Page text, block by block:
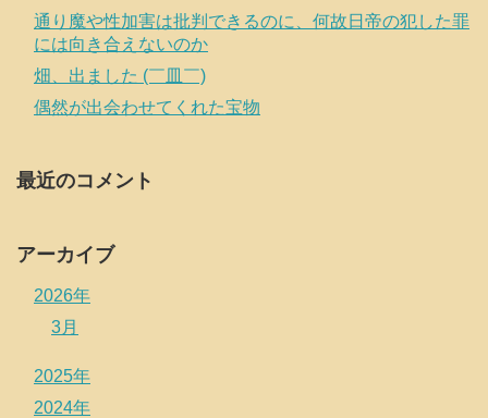
通り魔や性加害は批判できるのに、何故日帝の犯した罪
には向き合えないのか
畑、出ました (￣皿￣)
偶然が出会わせてくれた宝物
最近のコメント
アーカイブ
2026年
3月
2025年
2024年